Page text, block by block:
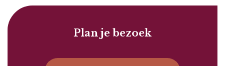
Plan je bezoek